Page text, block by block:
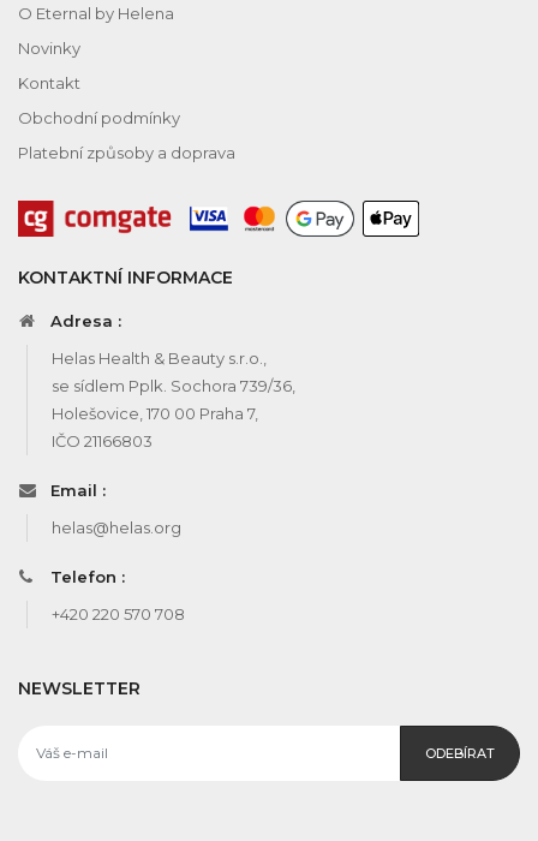
O Eternal by Helena
Novinky
Kontakt
Obchodní podmínky
Platební způsoby a doprava
KONTAKTNÍ INFORMACE
Adresa :
Helas Health & Beauty s.r.o.,
se sídlem Pplk. Sochora 739/36,
Holešovice, 170 00 Praha 7,
IČO 21166803
Email :
helas@helas.org
Telefon :
+420 220 570 708
NEWSLETTER
ODEBÍRAT